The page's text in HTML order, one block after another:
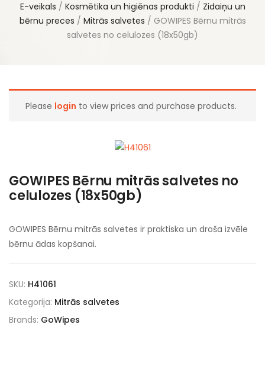
E-veikals Kosmētika un higiēnas produkti
Zidaiņu un
bērnu preces
Mitrās salvetes
GOWIPES Bērnu mitrās
salvetes no celulozes (18x50gb)
Please login to view prices and purchase products.
GOWIPES Bērnu mitrās salvetes no
celulozes (18x50gb)
GOWIPES Bērnu mitrās salvetes ir praktiska un droša izvēle
bērnu ādas kopšanai.
SKU: H41061
Kategorija: Mitrās salvetes
Brands: GoWipes